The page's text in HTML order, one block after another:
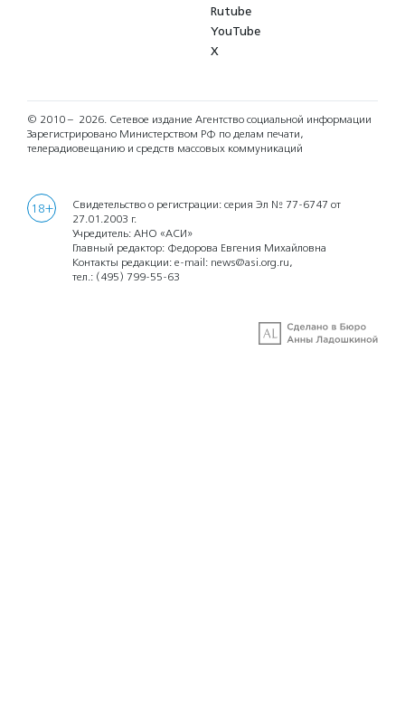
Rutube
YouTube
X
© 2010 – 2026. Сетевое издание Агентство социальной информации
Зарегистрировано Министерством РФ по делам печати,
телерадиовещанию и средств массовых коммуникаций
18+
Свидетельство о регистрации: серия Эл № 77-6747 от
27.01.2003 г.
Учредитель: АНО «АСИ»
Главный редактор: Федорова Евгения Михайловна
Контакты редакции: e-mail: news@asi.org.ru,
тел.: (495) 799-55-63